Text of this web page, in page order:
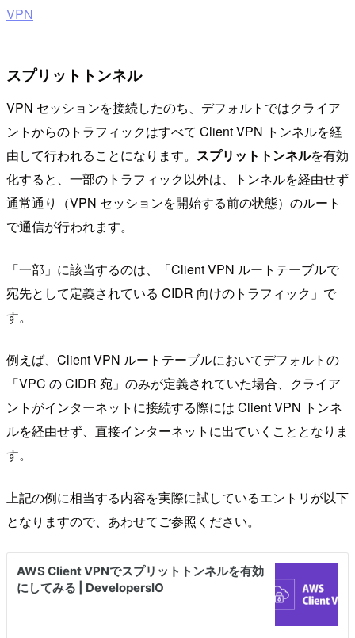
VPN
スプリットトンネル
VPN セッションを接続したのち、デフォルトではクライア
ントからのトラフィックはすべて Client VPN トンネルを経
由して行われることになります。 スプリットトンネルを有効
化すると、一部のトラフィック以外は、トンネルを経由せず
通常通り（VPN セッションを開始する前の状態）のルート
で通信が行われます。
「一部」に該当するのは、「Client VPN ルートテーブルで
宛先として定義されている CIDR 向けのトラフィック」で
す。
例えば、Client VPN ルートテーブルにおいてデフォルトの
「VPC の CIDR 宛」のみが定義されていた場合、クライア
ントがインターネットに接続する際には Client VPN トンネ
ルを経由せず、直接インターネットに出ていくこととなりま
す。
上記の例に相当する内容を実際に試しているエントリが以下
となりますので、あわせてご参照ください。